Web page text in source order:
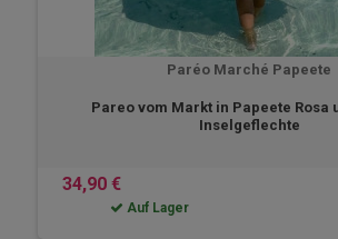
Paréo Marché Papeete
Pareo vom Markt in Papeete Rosa
Inselgeflechte
34,90 €
Auf Lager